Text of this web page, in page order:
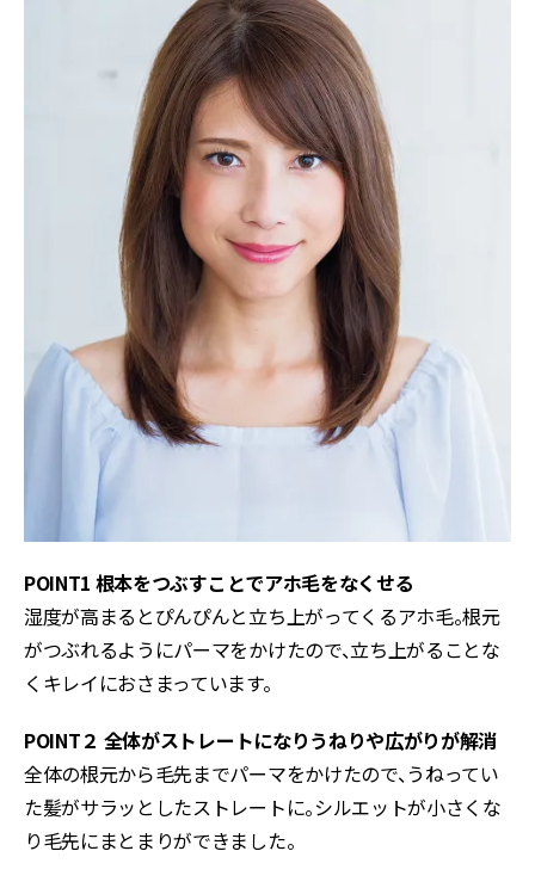
POINT1 根本をつぶすことでアホ毛をなくせる
湿度が高まるとぴんぴんと立ち上がってくるアホ毛。根元
がつぶれるようにパーマをかけたので、立ち上がることな
くキレイにおさまっています。
POINT２ 全体がストレートになりうねりや広がりが解消
全体の根元から毛先までパーマをかけたので、うねってい
た髪がサラッとしたストレートに。シルエットが小さくな
り毛先にまとまりができました。